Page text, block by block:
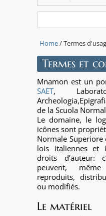
Home/ Termes
Termes et
Mnamon est un
SAET,
de la Scuola
Le domaine, le
icônes sont
Normale
lois italiennes et
droits d’auteur:
peuvent,
reproduits,
ou modifiés.
Le matériel